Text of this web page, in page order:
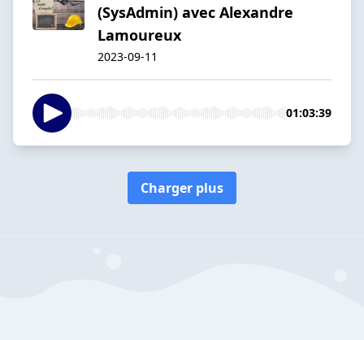
(SysAdmin) avec Alexandre
Lamoureux
2023-09-11
01:03:39
Charger plus